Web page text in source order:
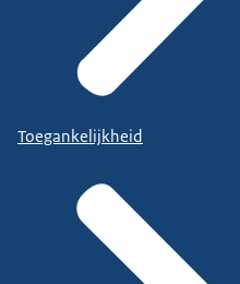
Toegankelijkheid